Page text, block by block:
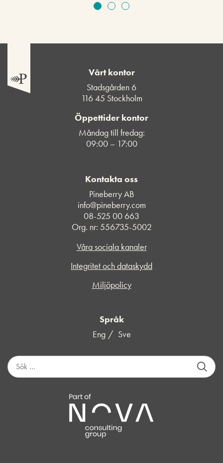
Vårt kontor
Stadsgården 6
116 45 Stockholm
Öppettider kontor
Måndag till fredag:
09:00 – 17:00
Kontakta oss
Pineberry AB
info@pineberry.com
08-525 00 663
Org. nr: 556735-5002
Våra sociala kanaler
Integritet och dataskydd
Miljöpolicy
Språk
Eng
Sve
S
ö
k